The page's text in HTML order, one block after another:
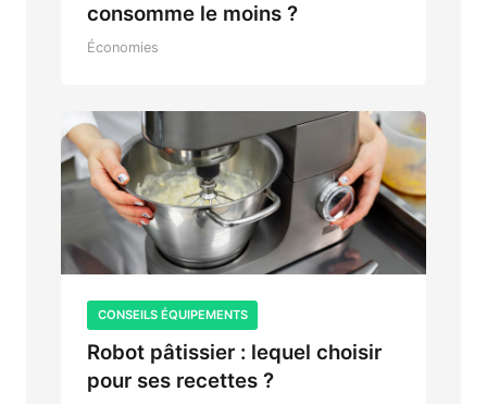
consomme le moins ?
Économies
CONSEILS ÉQUIPEMENTS
Robot pâtissier : lequel choisir
pour ses recettes ?